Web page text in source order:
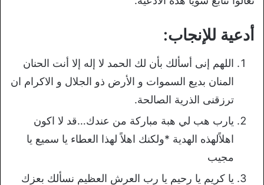
أدعية للإنجاب:
اللهم إنى أسألك بأن لك الحمد لا إله إلا أنت الحنان
المنان بديع السموات و الأرض ذو الجلال و الاكرام ان
ترزقنى الذرية الصالحة.
يارب هب لي هبة مباركة من عندك…قد لا اكون
اهلاًلهذه الهدية *ولكنك اهلاً لهذا ‏العطاء يا سميع يا
مجيب
يا كريم يا رحيم يا رب العرش العظيم نسألك بعزك